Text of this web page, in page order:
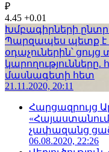
₽
4.45 +0.01
Խմբագիրների
Պարզապես պետք է
օդաչուներին՝ ցույց
մասնագետի հետ
21.11.2020, 20:11
Հարցազրույց
չափազանց
06.08.2020, 22:26